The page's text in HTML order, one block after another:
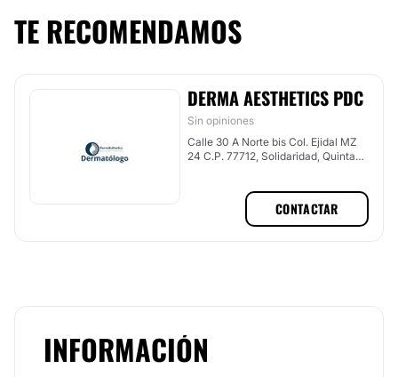
TE RECOMENDAMOS
DERMA AESTHETICS PDC
Sin opiniones
Calle 30 A Norte bis Col. Ejidal MZ
24 C.P. 77712, Solidaridad, Quintana
CONTACTAR
INFORMACIÓN